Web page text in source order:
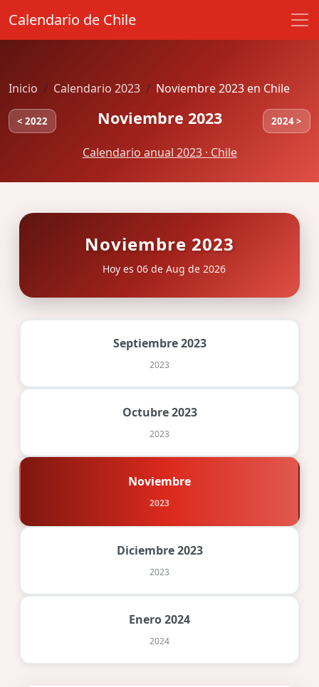
Calendario de Chile
Inicio Calendario 2023 Noviembre 2023 en Chile
< 2022 Noviembre 2023 2024 >
Calendario anual 2023 · Chile
Noviembre 2023
Hoy es 06 de Aug de 2026
Septiembre 2023
2023
Octubre 2023
2023
Noviembre
2023
Diciembre 2023
2023
Enero 2024
2024